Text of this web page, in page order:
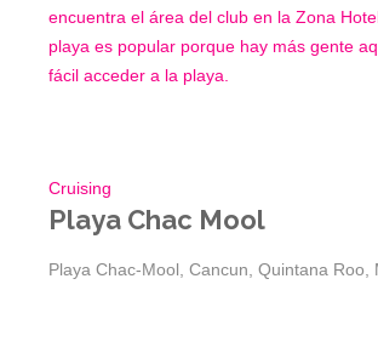
encuentra el área del club en la Zona
playa es popular porque hay más gente
fácil acceder a la playa.
Cruising
Playa Chac Mool
Playa Chac-Mool, Cancun, Quintana Roo,